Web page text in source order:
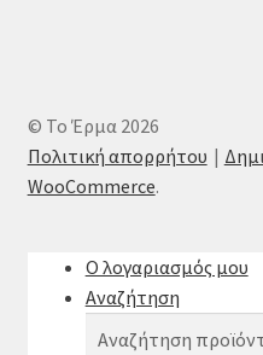
© Το Έρμα 2026
Πολιτική απορρήτου
WooCommerce.
Ο λογαριασμός μου
Αναζήτηση
Αναζήτηση
Αναζήτηση